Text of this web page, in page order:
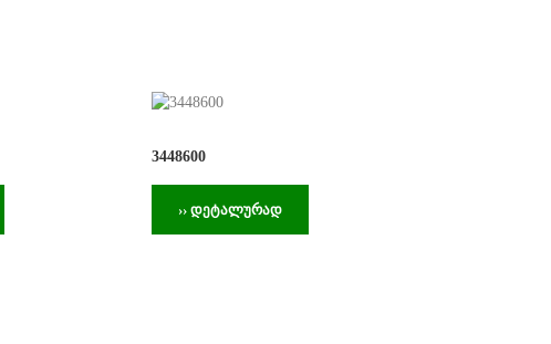
3448600
›› დეტალურად